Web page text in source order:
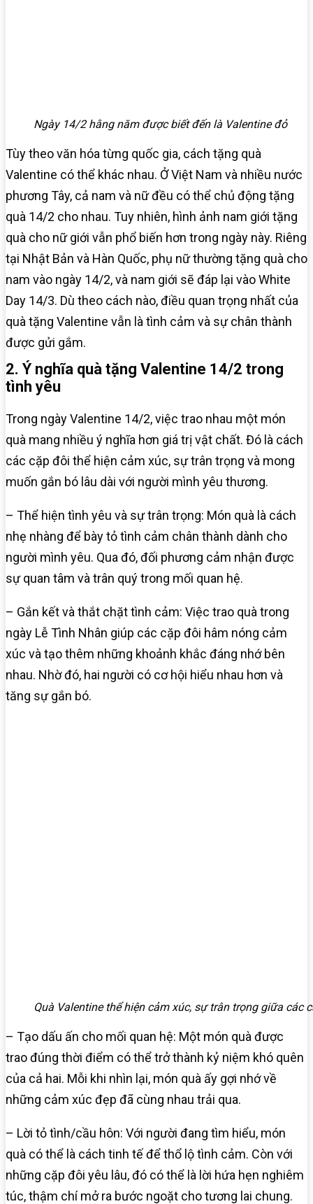
Ngày 14/2 hằng năm được biết đến là Valentine đỏ
Tùy theo văn hóa từng quốc gia, cách tặng quà
Valentine có thể khác nhau. Ở Việt Nam và nhiều nước
phương Tây, cả nam và nữ đều có thể chủ động tặng
quà 14/2 cho nhau. Tuy nhiên, hình ảnh nam giới tặng
quà cho nữ giới vẫn phổ biến hơn trong ngày này. Riêng
tại Nhật Bản và Hàn Quốc, phụ nữ thường tặng quà cho
nam vào ngày 14/2, và nam giới sẽ đáp lại vào White
Day 14/3. Dù theo cách nào, điều quan trọng nhất của
quà tặng Valentine vẫn là tình cảm và sự chân thành
được gửi gắm.
2. Ý nghĩa quà tặng Valentine 14/2 trong
tình yêu
Trong ngày Valentine 14/2, việc trao nhau một món
quà mang nhiều ý nghĩa hơn giá trị vật chất. Đó là cách
các cặp đôi thể hiện cảm xúc, sự trân trọng và mong
muốn gắn bó lâu dài với người mình yêu thương.
– Thể hiện tình yêu và sự trân trọng: Món quà là cách
nhẹ nhàng để bày tỏ tình cảm chân thành dành cho
người mình yêu. Qua đó, đối phương cảm nhận được
sự quan tâm và trân quý trong mối quan hệ.
– Gắn kết và thắt chặt tình cảm: Việc trao quà trong
ngày Lễ Tình Nhân giúp các cặp đôi hâm nóng cảm
xúc và tạo thêm những khoảnh khắc đáng nhớ bên
nhau. Nhờ đó, hai người có cơ hội hiểu nhau hơn và
tăng sự gắn bó.
Quà Valentine thể hiện cảm xúc, sự trân trọng giữa các
– Tạo dấu ấn cho mối quan hệ: Một món quà được
trao đúng thời điểm có thể trở thành kỷ niệm khó quên
của cả hai. Mỗi khi nhìn lại, món quà ấy gợi nhớ về
những cảm xúc đẹp đã cùng nhau trải qua.
– Lời tỏ tình/cầu hôn: Với người đang tìm hiểu, món
quà có thể là cách tinh tế để thổ lộ tình cảm. Còn với
những cặp đôi yêu lâu, đó có thể là lời hứa hẹn nghiêm
túc, thậm chí mở ra bước ngoặt cho tương lai chung.